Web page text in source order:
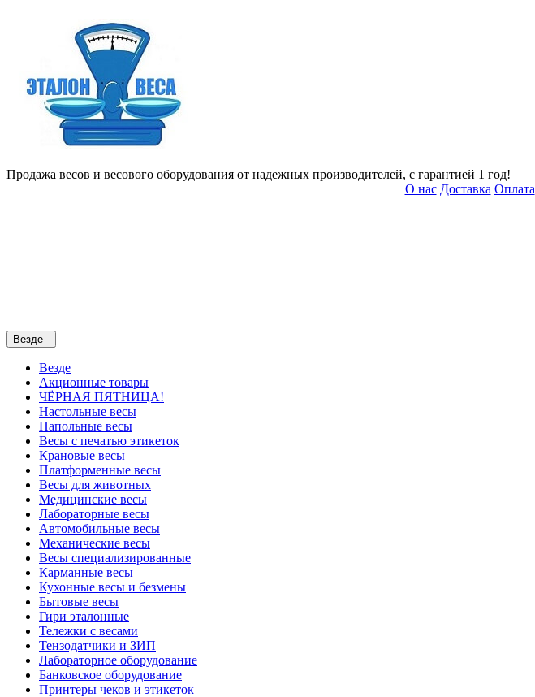
Продажа весов и весового оборудования от надежных производителей, с гарантией 1 год!
О нас Доставка Оплата
Везде
Везде
Акционные товары
ЧЁРНАЯ ПЯТНИЦА!
Настольные весы
Напольные весы
Весы с печатью этикеток
Крановые весы
Платформенные весы
Весы для животных
Медицинские весы
Лабораторные весы
Автомобильные весы
Механические весы
Весы специализированные
Карманные весы
Кухонные весы и безмены
Бытовые весы
Гири эталонные
Тележки с весами
Тензодатчики и ЗИП
Лабораторное оборудование
Банковское оборудование
Принтеры чеков и этикеток